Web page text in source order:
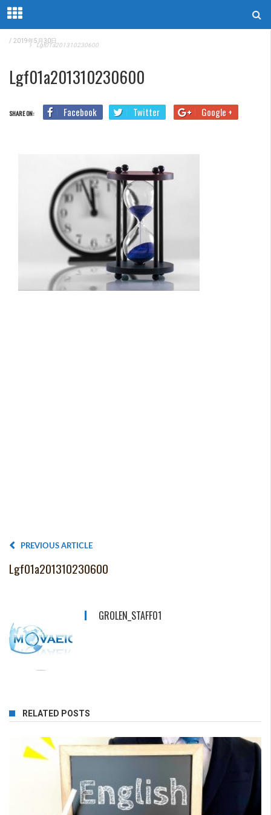
Home Lgf01a201310230600
/ 2019年5月30日
Lgf01a201310230600
SHARE ON: Facebook Twitter Google +
PREVIOUS ARTICLE
Lgf01a201310230600
GROLEN_STAFF01
RELATED POSTS